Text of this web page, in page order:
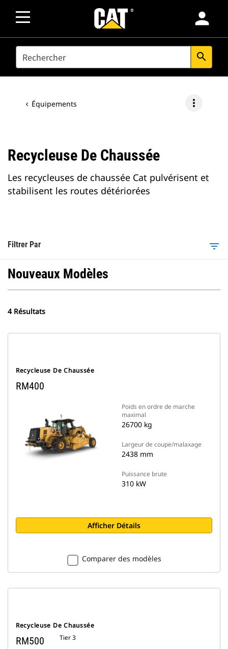
person
SEARCH search
Équipements more_vert
Recycleuse De Chaussée
Les recycleuses de chaussée Cat pulvérisent et
stabilisent les routes détériorées
Filtrer Par filter_list
Nouveaux Modèles
4 Résultats
Recycleuse De Chaussée
RM400
Poids en ordre de marche
maximal
26700 kg
Largeur de coupe/malaxage
2438 mm
Puissance brute
310 kW
Afficher Détails
Comparer des modèles
Recycleuse De Chaussée
RM500 Tier 3